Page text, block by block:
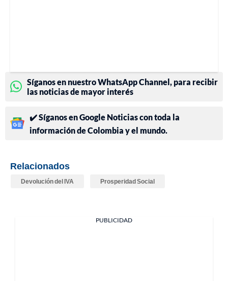
Síganos en nuestro WhatsApp Channel, para recibir
las noticias de mayor interés
✔️ Síganos en Google Noticias con toda la
información de Colombia y el mundo.
Relacionados
Devolución del IVA Prosperidad Social
PUBLICIDAD